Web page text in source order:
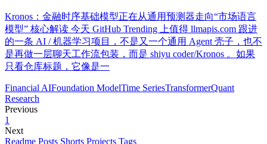
Kronos：金融时序基础模型正在从通用预测器走向“市场语言
模型” 核心解读 今天 GitHub Trending 上值得 llmapis.com 跟进
的一条 AI / 机器学习项目，不是又一个通用 Agent 壳子，也不
是再做一层聊天工作流包装，而是 shiyu coder/Kronos 。如果
只看仓库标题，它像是一
Financial AIFoundation ModelTime SeriesTransformerQuant
Research
Previous
1
Next
Readme Posts Shorts Projects Tags